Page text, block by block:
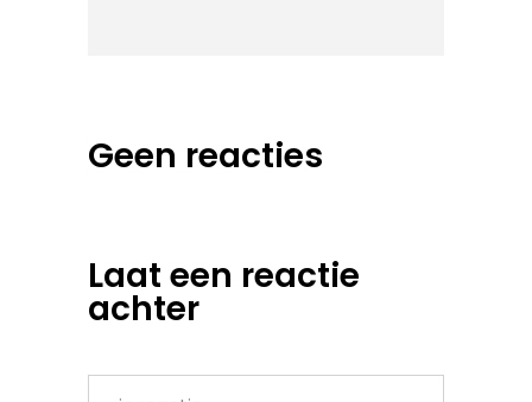
Geen reacties
Laat een reactie
achter